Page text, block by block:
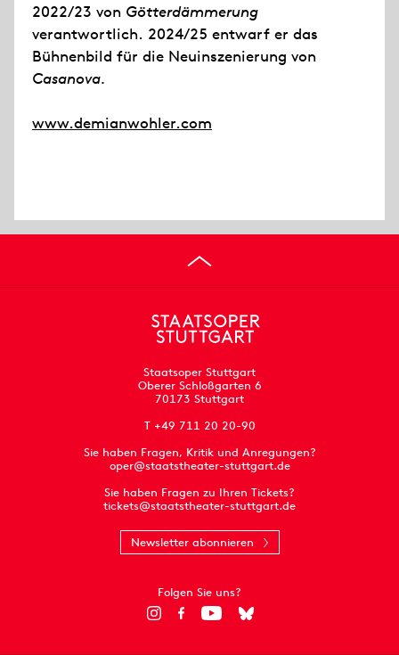
2022/23 von Götterdämmerung
verantwortlich. 2024/25 entwarf er das
Bühnenbild für die Neuinszenierung von
Casanova.
www.demianwohler.com
Staatsoper Stuttgart
Oberer Schloßgarten 6
70173 Stuttgart
T +49 711 20 20-90
Sie haben Fragen, Kritik und Anregungen?
oper@staatstheater-stuttgart.de
Sie haben Fragen zu Ihren Tickets?
tickets@staatstheater-stuttgart.de
Newsletter abonnieren
Folgen Sie uns?